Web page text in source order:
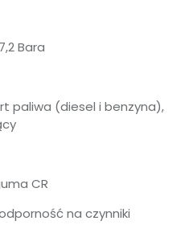
Bara
paliwa (diesel i benzyna),
CR
na czynniki